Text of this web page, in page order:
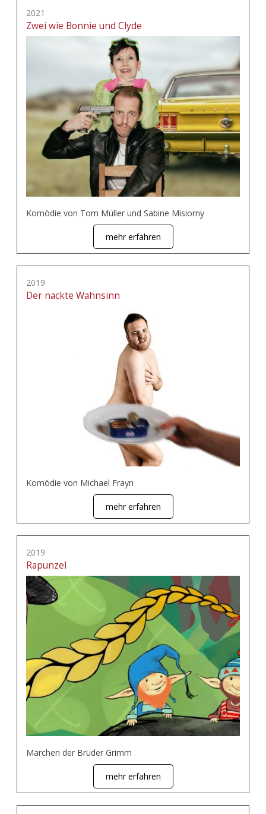
2021
Zwei wie Bonnie und Clyde
Komödie von Tom Müller und Sabine Misiorny
mehr erfahren
2019
Der nackte Wahnsinn
Komödie von Michael Frayn
mehr erfahren
2019
Rapunzel
Märchen der Brüder Grimm
mehr erfahren